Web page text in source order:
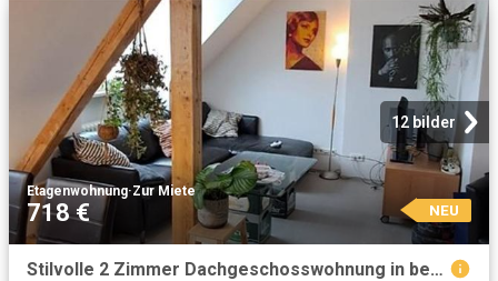
12 bilder
Etagenwohnung·Zur Miete
718 € NEU
Stilvolle 2 Zimmer Dachgeschosswohnung in begehrter Lage von Aachen